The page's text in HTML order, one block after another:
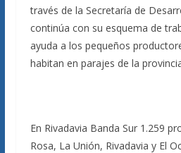
través de la Secretaría de
continúa con su esquema de
ayuda a los pequeños
habitan en parajes de la
En Rivadavia Banda Sur 1.259
Rosa, La Unión, Rivadavia y El